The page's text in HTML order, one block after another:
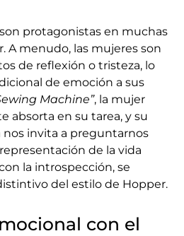
protagonistas en muchas
A menudo, las mujeres son
de reflexión o tristeza, lo
de emoción a sus
Machine”, la mujer
absorta en su tarea, y su
invita a preguntarnos
de la vida
la introspección, se
del estilo de Hopper.
con el